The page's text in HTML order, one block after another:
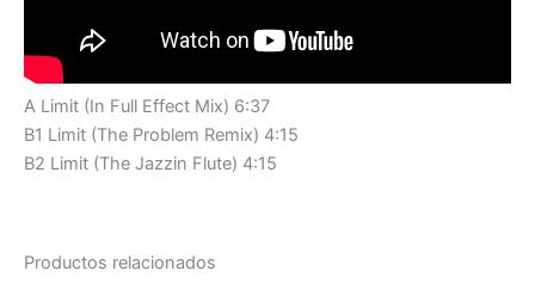
A Limit (In Full Effect Mix) 6:37
B1 Limit (The Problem Remix) 4:15
B2 Limit (The Jazzin Flute) 4:15
Productos relacionados